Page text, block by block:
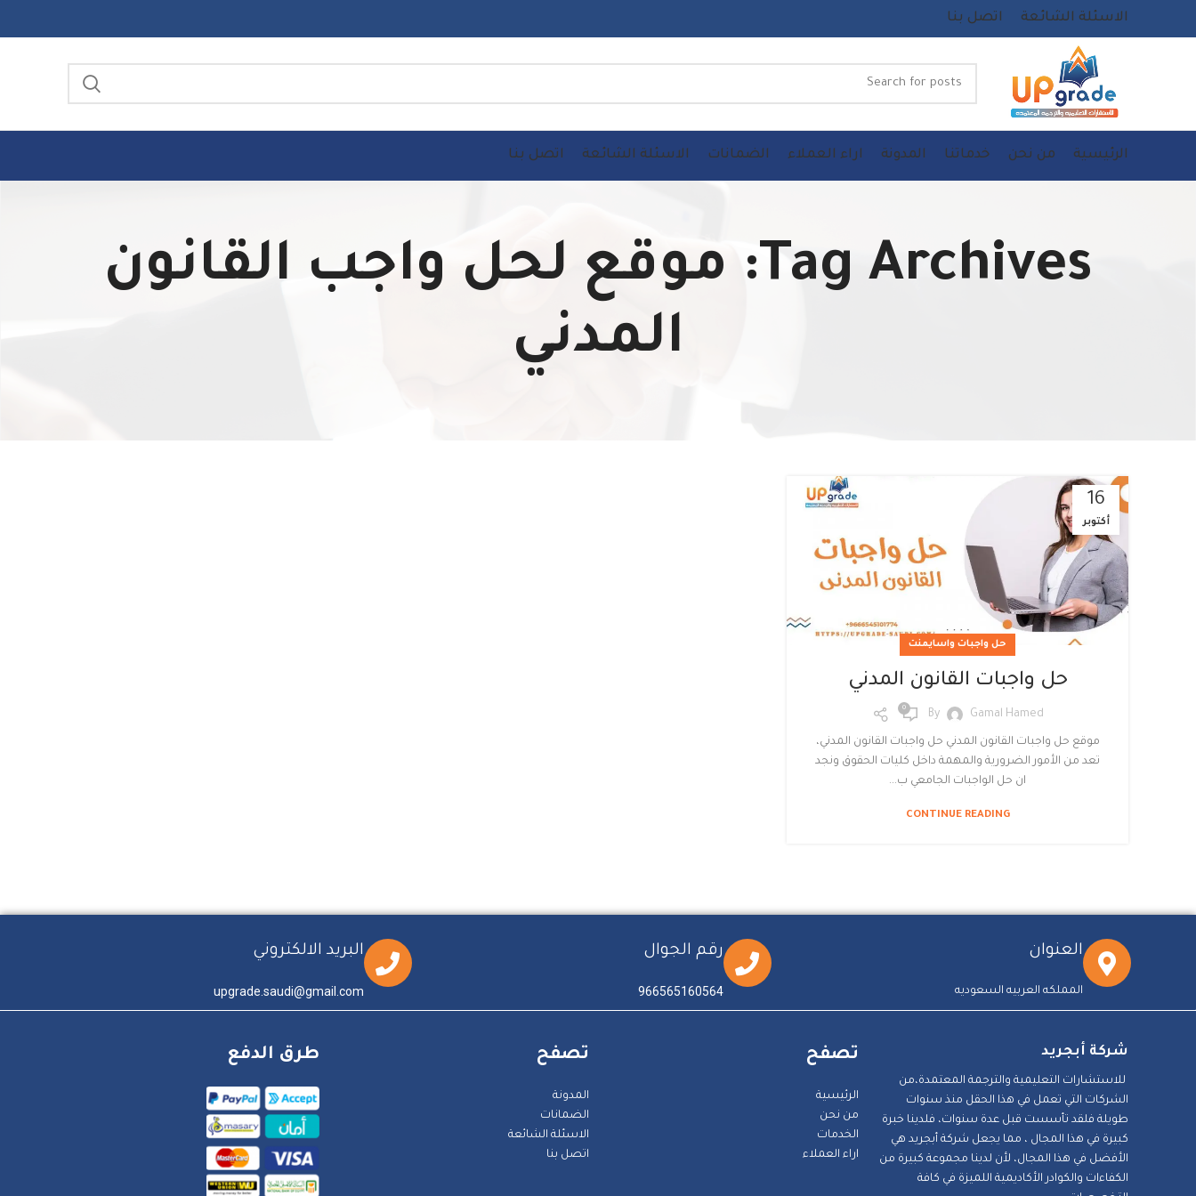
الاسئلة الشائعة اتصل بنا
الرئيسية من نحن خدماتنا المدونة اراء العملاء الضمانات الاسئلة الشائعة اتصل بنا
Tag Archives: موقع لحل واجب القانون
المدني
16
أكتوبر
حل واجبات واسايمنت
حل واجبات القانون المدني
By Gamal Hamed
0
موقع حل واجبات القانون المدني حل واجبات القانون المدني،
تعد من الأمور الضرورية والمهمة داخل كليات الحقوق ونجد
ان حل الواجبات الجامعي ب...
CONTINUE READING
العنوان
المملكه العربيه السعوديه
رقم الجوال
966565160564
البريد الالكتروني
upgrade.saudi@gmail.com
شركة أبجريد
للاستشارات التعليمية والترجمة المعتمدة،من
الشركات التي تعمل في هذا الحقل منذ سنوات
طويلة فلقد تأسست قبل عدة سنوات، فلدينا خبرة
كبيرة في هذا المجال ، مما يجعل شركة أبجريد هي
الأفضل في هذا المجال، لأن لدينا مجموعة كبيرة من
الكفاءات والكوادر الأكاديمية اللميزة في كافة
تصفح
الرئيسية
من نحن
الخدمات
اراء العملاء
تصفح
المدونة
الضمانات
الاسئلة الشائعة
اتصل بنا
طرق الدفع